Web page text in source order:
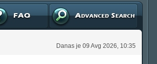
Napredna pretraga
Danas je 09 Avg 2026, 10:35